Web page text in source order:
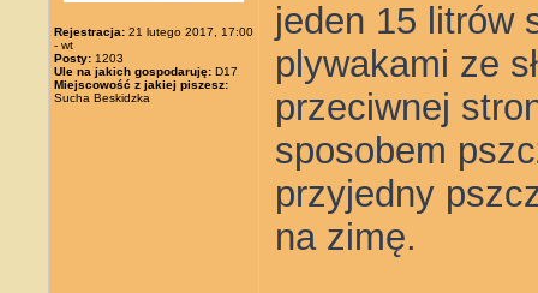
Rejestracja: 21 lutego 2017, 17:00
- wt
Posty: 1203
Ule na jakich gospodaruję: D17
Miejscowość z jakiej piszesz:
Sucha Beskidzka
jeden 15 litrów
plywakami ze
przeciwnej
sposobem
przyjedny
na zimę.